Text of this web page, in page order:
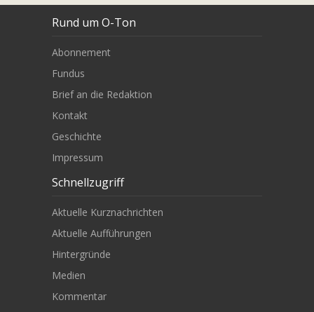
Rund um O-Ton
Abonnement
Fundus
Brief an die Redaktion
Kontakt
Geschichte
Impressum
Schnellzugriff
Aktuelle Kurznachrichten
Aktuelle Aufführungen
Hintergründe
Medien
Kommentar